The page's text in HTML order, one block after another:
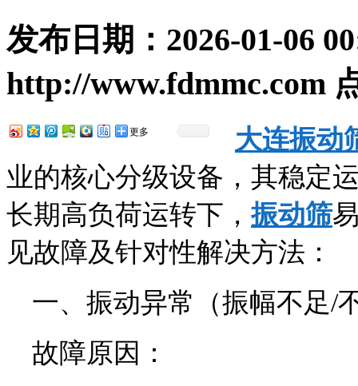
发布日期： 2026-01-06
http://www.fdmmc.com
更多
大连振动
业的核心分级设备，其稳定
长期高负荷运转下，振动筛
见故障及针对性解决方法：
一、振动异常（振幅不足/
故障原因：